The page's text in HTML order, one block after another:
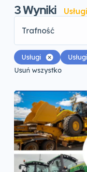
3Wyniki
Trafność
Usługi
Usuń wszystko